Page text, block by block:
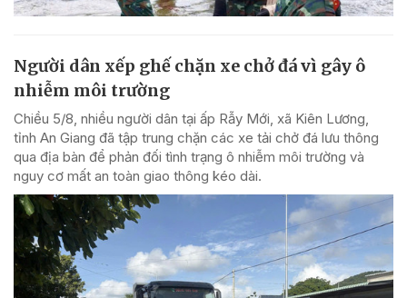
Người dân xếp ghế chặn xe chở đá vì gây ô
nhiễm môi trường
Chiều 5/8, nhiều người dân tại ấp Rẫy Mới, xã Kiên Lương,
tỉnh An Giang đã tập trung chặn các xe tải chở đá lưu thông
qua địa bàn để phản đối tình trạng ô nhiễm môi trường và
nguy cơ mất an toàn giao thông kéo dài.